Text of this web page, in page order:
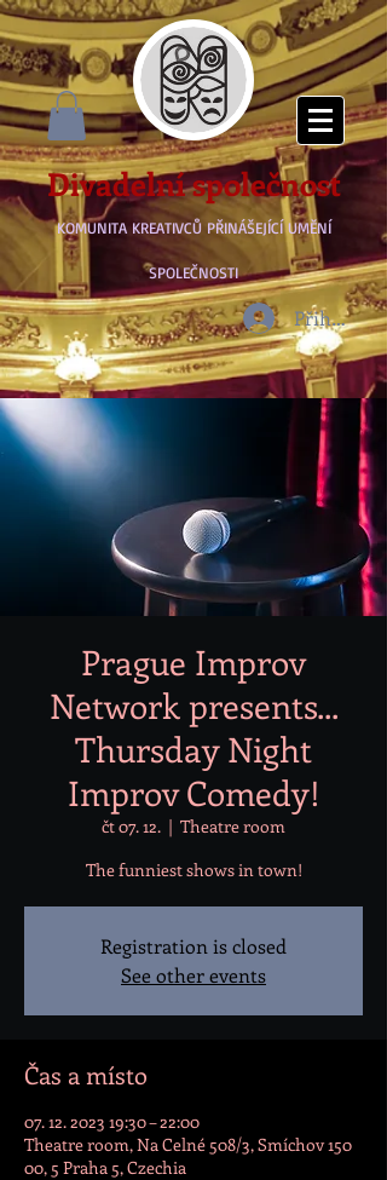
Divadelní společnost
KOMUNITA KREATIVCŮ PŘINÁŠEJÍCÍ UMĚNÍ
SPOLEČNOSTI
Přihlásit se
Prague Improv
Network presents...
Thursday Night
Improv Comedy!
čt 07. 12.
  |
Theatre room
Registration is closed
See other events
Čas a místo
07. 12. 2023 19:30 – 22:00
Theatre room, Na Celné 508/3, Smíchov 150
00, 5 Praha 5, Czechia